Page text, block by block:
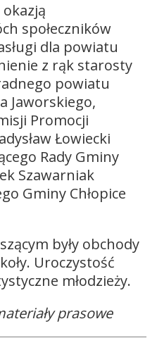
społeczników
dla powiatu
z rąk starosty
powiatu
Jaworskiego,
Promocji
Łowiecki
Rady Gminy
Szawarniak
Gminy Chłopice
były obchody
Uroczystość
młodzieży.
prasowe